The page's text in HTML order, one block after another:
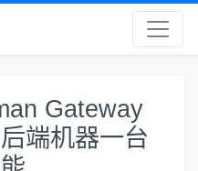
Gateway
端机器一台